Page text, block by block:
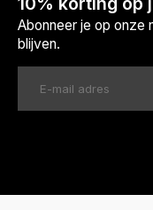
Abonneer je op onze
blijven.